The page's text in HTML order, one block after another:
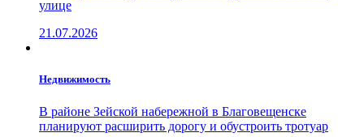
улице
21.07.2026
Недвижимость
В районе Зейской набережной в Благовещенске
планируют расширить дорогу и обустроить тротуар